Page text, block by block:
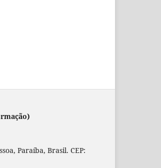
Paraíba, Brasil. CEP: